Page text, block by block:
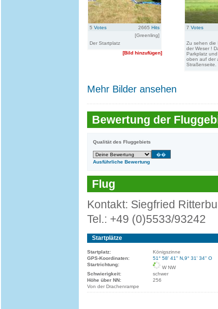
5 Votes 2665 Hits
[Greenling]
Der Startplatz
[Bild hinzufügen]
7 Votes
Zu sehen die
der Weser !
Parkplatz
oben auf der
Straßenseite.
Mehr Bilder ansehen
Bewertung der
Qualität des Fluggebiets
Ausführliche Bewertung
Flug
Kontakt: Siegfried
Tel.: +49 (0)5533/93242
Startplätze
Startplatz:
Königszinne
GPS-Koordinaten:
51° 58' 41'' N,9° 31' 34'' O
Startrichtung:
W NW
Schwierigkeit:
schwer
Höhe über NN:
256
Von der Drachenrampe